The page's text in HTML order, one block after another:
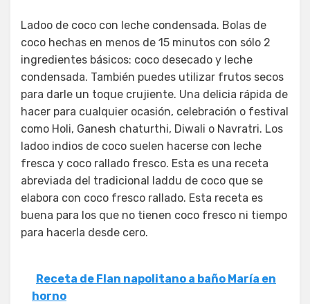
Ladoo de coco con leche condensada. Bolas de
coco hechas en menos de 15 minutos con sólo 2
ingredientes básicos: coco desecado y leche
condensada. También puedes utilizar frutos secos
para darle un toque crujiente. Una delicia rápida de
hacer para cualquier ocasión, celebración o festival
como Holi, Ganesh chaturthi, Diwali o Navratri. Los
ladoo indios de coco suelen hacerse con leche
fresca y coco rallado fresco. Esta es una receta
abreviada del tradicional laddu de coco que se
elabora con coco fresco rallado. Esta receta es
buena para los que no tienen coco fresco ni tiempo
para hacerla desde cero.
Receta de Flan napolitano a baño María en
horno